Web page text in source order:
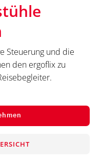
Steuerung und die
den ergoflix zu